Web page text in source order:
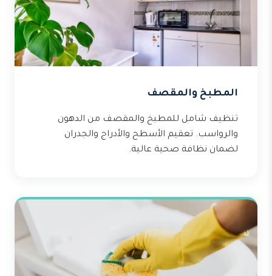
المطبخ والمقصف
تنظيف شامل للمطبخ والمقصف من الدهون
والرواسب. تعقيم الأسطح والأدراج والجدران
لضمان نظافة صحية عالية.